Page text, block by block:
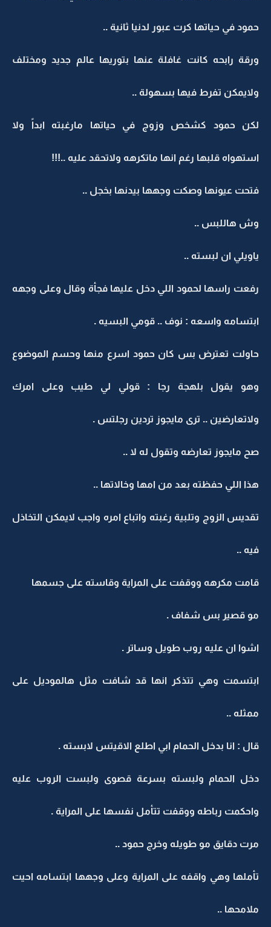
حمود في حياتها كرت عبور لدنيا ثانية ..
ورقة رابحه كانت غافلة عنها بتوريها عالم جديد ومختلف
ولايمكن تفرط فيها بسهولة ..
لكن حمود كشخص وزوج في حياتها مارغبته ابداً ولا
استهواه قلبها رغم انها ماتكرهه ولاتحقد عليه ..!!!
فتحت عيونها وصكت وجهها بيدنها بخجل ..
وش هاللبس ..
ياويلي ان لبسته ..
رفعت راسها لحمود اللي دخل عليها فجأة وقال وعلى وجهه
ابتسامه واسعه : نوف .. قومي البسيه .
حاولت تعترض بس كان حمود اسرع منها وحسم الموضوع
وهو يقول بلهجة رجا : قولي لي طيب وعلى امرك
ولاتعارضين .. ترى مايجوز تردين رجلتس .
صح مايجوز تعارضه وتقول له لا ..
هذا اللي حفظته بعد من امها وخالاتها ..
تقديس الزوج وتلبية رغبته واتباع امره واجب لايمكن التخاذل
فيه ..
قامت مكرهه ووقفت على المراية وقاسته على جسمها
مو قصير بس شفاف .
اشوا ان عليه روب طويل وساتر .
ابتسمت وهي تتذكر انها قد شافت مثل هالموديل على
ممثله ..
قال : انا بدخل الحمام ابي اطلع الاقيتس لابسته .
دخل الحمام ولبسته بسرعة قصوى ولبست الروب عليه
واحكمت رباطه ووقفت تتأمل نفسها على المراية .
مرت دقايق مو طويله وخرج حمود ..
تأملها وهي واقفه على المراية وعلى وجهها ابتسامه احيت
ملامحها ..